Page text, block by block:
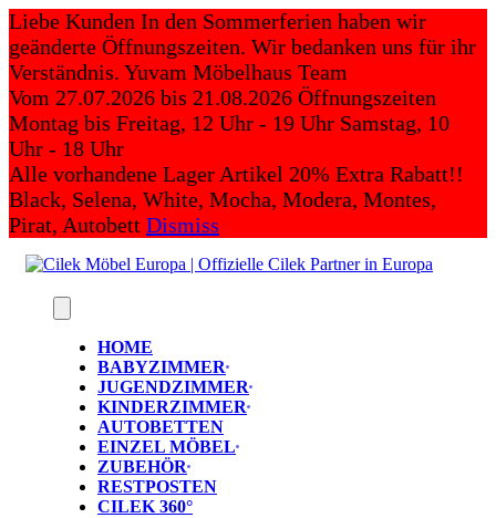
Skip
content
Liebe Kunden In den Sommerferien haben wir
geänderte Öffnungszeiten. Wir bedanken uns für ihr
Verständnis. Yuvam Möbelhaus Team
Vom 27.07.2026 bis 21.08.2026 Öffnungszeiten
Montag bis Freitag, 12 Uhr - 19 Uhr Samstag, 10
Uhr - 18 Uhr
Alle vorhandene Lager Artikel 20% Extra Rabatt!!
Black, Selena, White, Mocha, Modera, Montes,
Pirat, Autobett Dismiss
HOME
BABYZIMMER
JUGENDZIMMER
KINDERZIMMER
AUTOBETTEN
EINZEL MÖBEL
ZUBEHÖR
RESTPOSTEN
CILEK 360°